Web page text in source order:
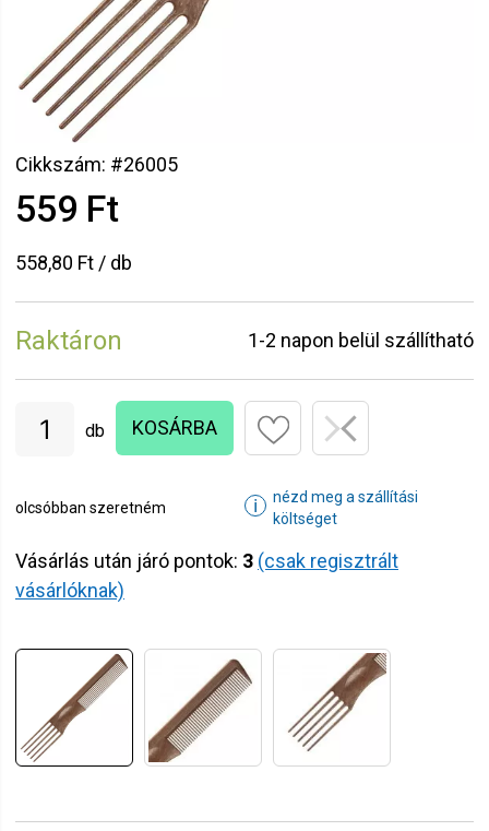
Cikkszám: #26005
559 Ft
558,80 Ft / db
Raktáron 1-2 napon belül szállítható
db KOSÁRBA
olcsóbban szeretném ℹ
nézd meg a szállítási
költséget
Vásárlás után járó pontok: 3 (csak regisztrált
vásárlóknak)